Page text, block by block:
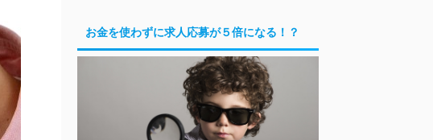
お金を使わずに求人応募が５倍になる！？